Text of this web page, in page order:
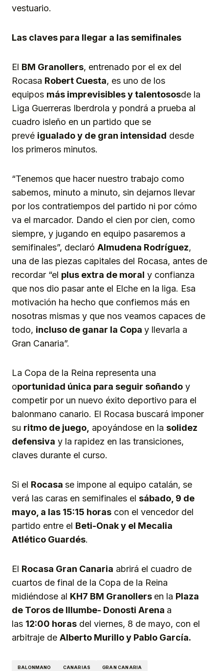
vestuario.
Las claves para llegar a las semifinales
El BM Granollers, entrenado por el ex del
Rocasa Robert Cuesta, es uno de los
equipos más imprevisiblesy talentososde la
Liga Guerreras Iberdrola y pondrá a prueba al
cuadro isleño en un partido que se
prevé igualado y de gran intensidad desde
los primeros minutos.
“Tenemos que hacer nuestro trabajo como
sabemos, minuto a minuto, sin dejarnos llevar
por los contratiempos del partido ni por cómo
va el marcador. Dando el cien por cien, como
siempre, y jugando en equipo pasaremos a
semifinales”, declaró Almudena Rodríguez,
una de las piezas capitales del Rocasa, antes de
recordar “el plus extra de moral y confianza
que nos dio pasar ante el Elche en la liga. Esa
motivación ha hecho que confiemos más en
nosotras mismas y que nos veamos capaces de
todo, incluso de ganar la Copa y llevarla a
Gran Canaria”.
La Copa de la Reina representa una
oportunidad única para seguir soñando y
competir por un nuevo éxito deportivo para el
balonmano canario. El Rocasa buscará imponer
su ritmo de juego, apoyándose en la solidez
defensiva y la rapidez en las transiciones,
claves durante el curso.
Si el Rocasa se impone al equipo catalán, se
verá las caras en semifinales el sábado, 9 de
mayo, a las 15:15 horas con el vencedor del
partido entre el Beti-Onak y el Mecalia
Atlético Guardés.
El Rocasa Gran Canaria abrirá el cuadro de
cuartos de final de la Copa de la Reina
midiéndose al KH7 BM Granollers en la Plaza
de Toros de Illumbe- Donosti Arena a
las 12:00 horas del viernes, 8 de mayo, con el
arbitraje de Alberto Murillo y Pablo García.
BALONMANO CANARIAS GRAN CANARIA